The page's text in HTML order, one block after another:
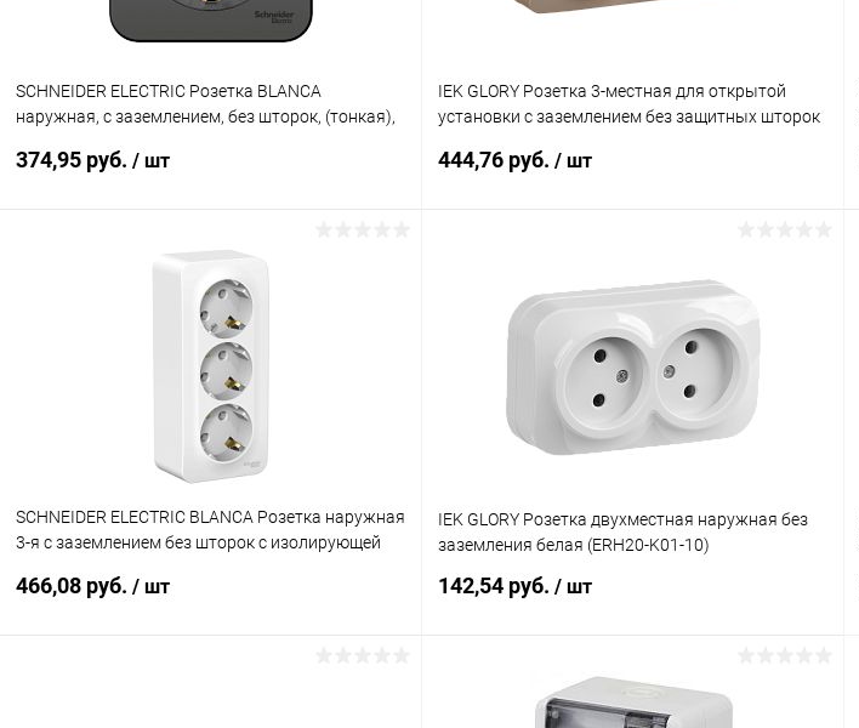
SCHNEIDER ELECTRIC Розетка BLANCA
наружная, с заземлением, без шторок, (тонкая),
(BLNRA110116)
374,95 руб. / шт
В корзину
IEK GLORY Розетка 3-местная для открытой
установки с заземлением без защитных шторок
K37M-16)
444,76 руб. / шт
Купить в 1 клик К сравнению
SCHNEIDER ELECTRIC BLANCA Розетка наружная
3-я с заземлением без шторок с изолирующей
466,08 руб. / шт
IEK GLORY Розетка двухместная наружная без
заземления белая (ERH20-K01-10)
142,54 руб. / шт
В корзину